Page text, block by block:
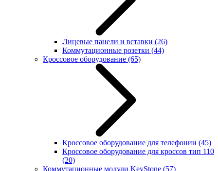
Лицевые панели и вставки (26)
Коммутационные розетки (44)
Кроссовое оборудование (65)
Кроссовое оборудование для телефонии (45)
Кроссовое оборудование для кроссов тип 110
(20)
Коммутационные модули KeyStone (57)